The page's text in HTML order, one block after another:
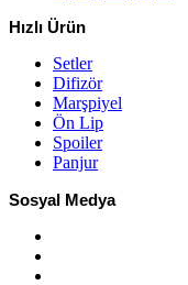
Hızlı Ürün
Setler
Difizör
Marşpiyel
Ön Lip
Spoiler
Panjur
Sosyal Medya